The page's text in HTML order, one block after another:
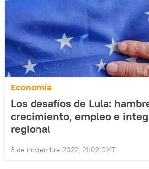
Economía
Los desafíos de Lula:
crecimiento, empleo e
regional
3 de noviembre 2022, 21:02 GMT